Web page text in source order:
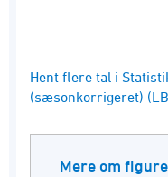
End of
Hent flere tal i
(sæsonkorrigeret)
Mere om